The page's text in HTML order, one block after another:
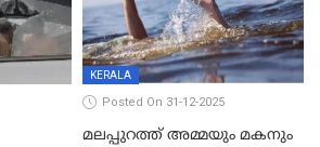
KERALA
Posted On 31-12-2025
മലപ്പുറത്ത് അമ്മയും മകനും